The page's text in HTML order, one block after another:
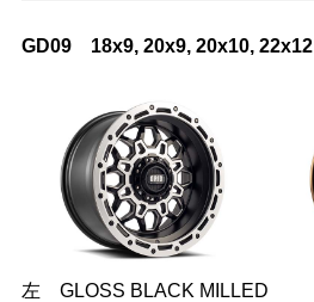
GD09 18x9, 20x9, 20x10, 22x12
左 GLOSS BLACK MILLED